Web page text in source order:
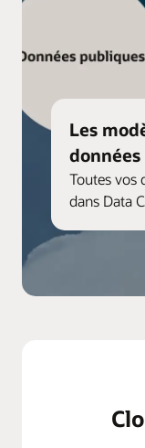
Les
Toutes vos
dans Data